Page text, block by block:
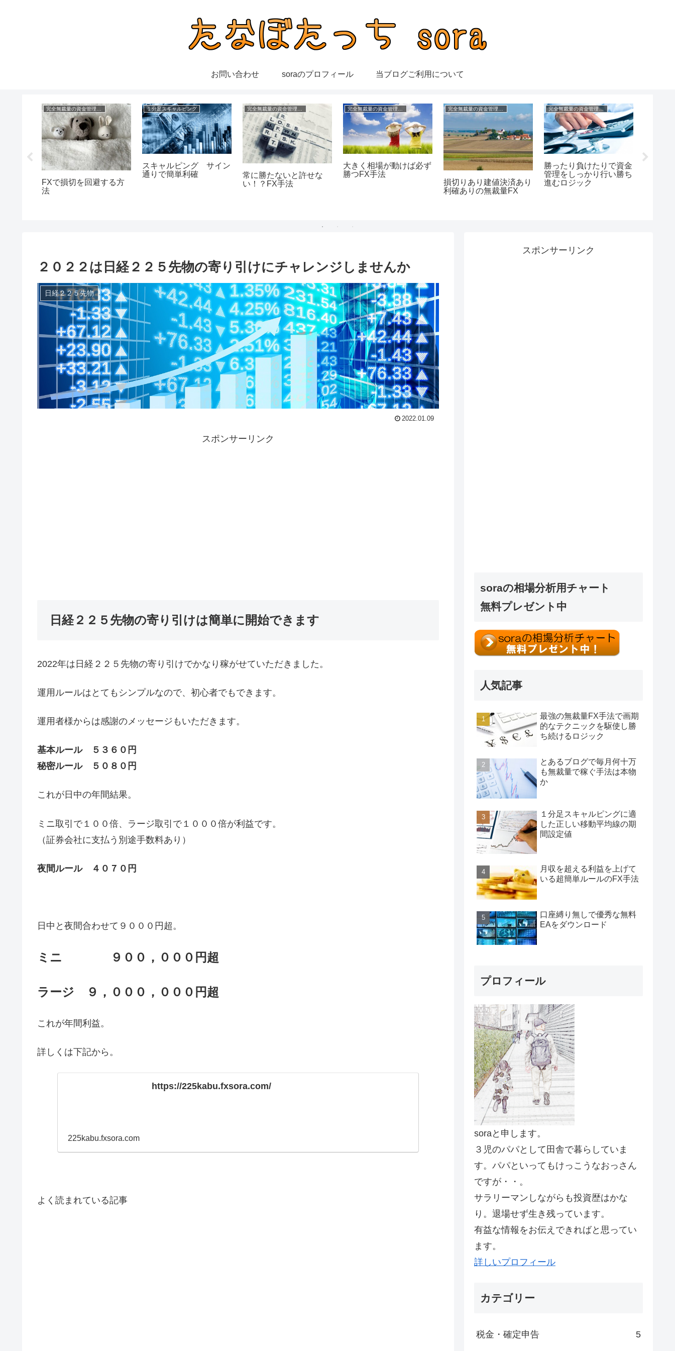
お問い合わせ soraのプロフィール 当ブログご利用について
FXで損切を回避する方
法
１分足スキャルピング
スキャルピング サイン
通りで簡単利確
常に勝たないと許せな
い！？FX手法
大きく相場が動けば必ず
勝つFX手法
損切りあり建値決済あり
利確ありの無裁量FX
完全無裁量の資金管理FX
勝ったり負けたりで資金
管理をしっかり行い勝ち
進むロジック
２０２２は日経２２５先物の寄り引けにチャレンジしませんか
日経２２５先物
2022.01.09
スポンサーリンク
日経２２５先物の寄り引けは簡単に開始できます
2022年は日経２２５先物の寄り引けでかなり稼がせていただきました。
運用ルールはとてもシンプルなので、初心者でもできます。
運用者様からは感謝のメッセージもいただきます。
基本ルール ５３６０円
秘密ルール ５０８０円
これが日中の年間結果。
ミニ取引で１００倍、ラージ取引で１０００倍が利益です。
（証券会社に支払う別途手数料あり）
夜間ルール ４０７０円
日中と夜間合わせて９０００円超。
ミニ ９００，０００円超
ラージ ９，０００，０００円超
これが年間利益。
詳しくは下記から。
https://225kabu.fxsora.com/
225kabu.fxsora.com
よく読まれている記事
スポンサーリンク
soraの相場分析用チャート
無料プレゼント中
人気記事
最強の無裁量FX手法で画期
的なテクニックを駆使し勝
ち続けるロジック
とあるブログで毎月何十万
も無裁量で稼ぐ手法は本物
か
１分足スキャルピングに適
した正しい移動平均線の期
間設定値
月収を超える利益を上げて
いる超簡単ルールのFX手法
口座縛り無しで優秀な無料
EAをダウンロード
プロフィール
soraと申します。
３児のパパとして田舎で暮らしていま
す。パパといってもけっこうなおっさん
ですが・・。
サラリーマンしながらも投資歴はかな
り。退場せず生き残っています。
有益な情報をお伝えできればと思ってい
ます。
詳しいプロフィール
カテゴリー
税金・確定申告 5